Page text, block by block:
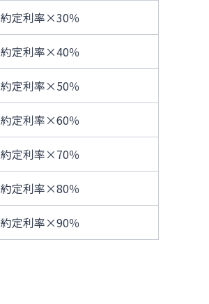
約定利率×30％
約定利率×40％
約定利率×50％
約定利率×60％
約定利率×70％
約定利率×80％
約定利率×90％